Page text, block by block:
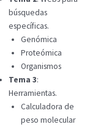
búsquedas
específicas.
Genómica
Proteómica
Organismos
Tema 3:
Herramientas.
Calculadora de
peso molecular